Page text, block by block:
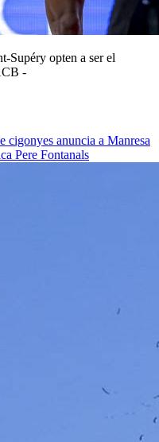
Supéry opten a ser el
-
cigonyes anuncia a Manresa
Pere Fontanals